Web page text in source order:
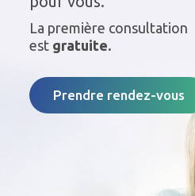
La première consultation
est gratuite.
Prendre rendez-vous